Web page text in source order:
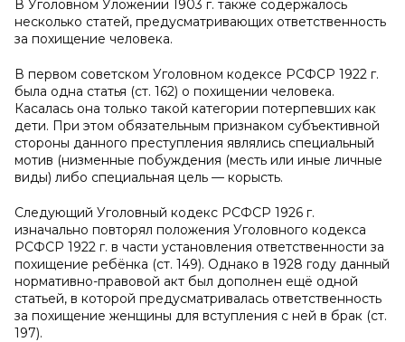
В Уголовном Уложении 1903 г. также содержалось
несколько статей, предусматривающих ответственность
за похищение человека.
В первом советском Уголовном кодексе РСФСР 1922 г.
была одна статья (ст. 162) о похищении человека.
Касалась она только такой категории потерпевших как
дети. При этом обязательным признаком субъективной
стороны данного преступления являлись специальный
мотив (низменные побуждения (месть или иные личные
виды) либо специальная цель — корысть.
Следующий Уголовный кодекс РСФСР 1926 г.
изначально повторял положения Уголовного кодекса
РСФСР 1922 г. в части установления ответственности за
похищение ребёнка (ст. 149). Однако в 1928 году данный
нормативно-правовой акт был дополнен ещё одной
статьей, в которой предусматривалась ответственность
за похищение женщины для вступления с ней в брак (ст.
197).